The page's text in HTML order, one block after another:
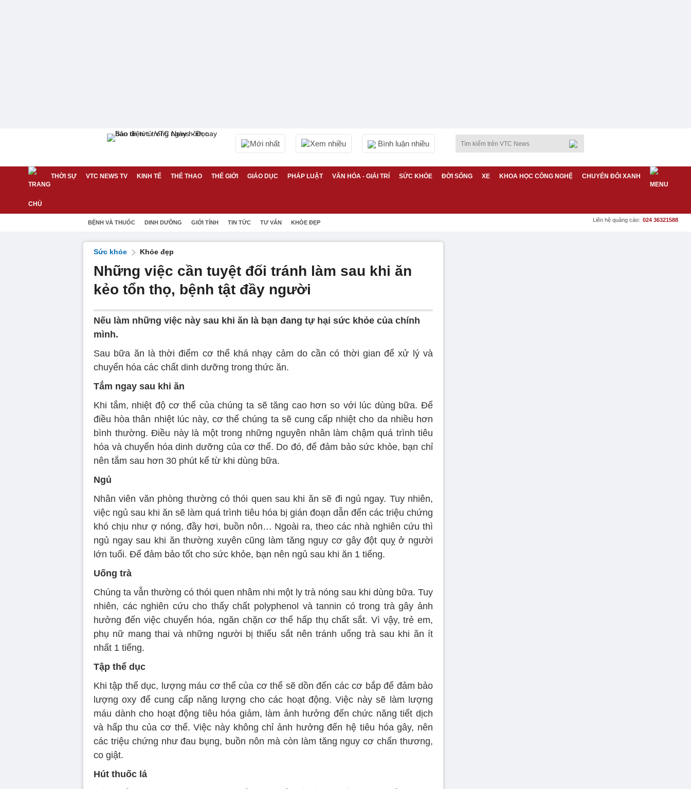
Mới nhất Xem nhiều Bình luận nhiều
THỜI SỰ VTC NEWS TV KINH TẾ THỂ THAO THẾ GIỚI GIÁO DỤC PHÁP LUẬT VĂN HÓA - GIẢI TRÍ SỨC KHỎE ĐỜI SỐNG XE KHOA HỌC CÔNG NGHỆ CHUYỂN ĐỔI XANH
BỆNH VÀ THUỐC DINH DƯỠNG GIỚI TÍNH TIN TỨC TƯ VẤN KHỎE ĐẸP Liên hệ quảng cáo: 024 36321588
Sức khỏe Khỏe đẹp
Những việc cần tuyệt đối tránh làm sau khi ăn
kẻo tổn thọ, bệnh tật đầy người
Nếu làm những việc này sau khi ăn là bạn đang tự hại sức khỏe của chính
mình.
Sau bữa ăn là thời điểm cơ thể khá nhạy cảm do cần có thời gian để xử lý và
chuyển hóa các chất dinh dưỡng trong thức ăn.
Tắm ngay sau khi ăn
Khi tắm, nhiệt độ cơ thể của chúng ta sẽ tăng cao hơn so với lúc dùng bữa. Để
điều hòa thân nhiệt lúc này, cơ thể chúng ta sẽ cung cấp nhiệt cho da nhiều hơn
bình thường. Điều này là một trong những nguyên nhân làm chậm quá trình tiêu
hóa và chuyển hóa dinh dưỡng của cơ thể. Do đó, để đảm bảo sức khỏe, bạn chỉ
nên tắm sau hơn 30 phút kể từ khi dùng bữa.
Ngủ
Nhân viên văn phòng thường có thói quen sau khi ăn sẽ đi ngủ ngay. Tuy nhiên,
việc ngủ sau khi ăn sẽ làm quá trình tiêu hóa bị gián đoạn dẫn đến các triệu chứng
khó chịu như ợ nóng, đầy hơi, buồn nôn… Ngoài ra, theo các nhà nghiên cứu thì
ngủ ngay sau khi ăn thường xuyên cũng làm tăng nguy cơ gây đột quỵ ở người
lớn tuổi. Để đảm bảo tốt cho sức khỏe, bạn nên ngủ sau khi ăn 1 tiếng.
Uống trà
Chúng ta vẫn thường có thói quen nhâm nhi một ly trà nóng sau khi dùng bữa. Tuy
nhiên, các nghiên cứu cho thấy chất polyphenol và tannin có trong trà gây ảnh
hưởng đến việc chuyển hóa, ngăn chặn cơ thể hấp thụ chất sắt. Vì vậy, trẻ em,
phụ nữ mang thai và những người bị thiếu sắt nên tránh uống trà sau khi ăn ít
nhất 1 tiếng.
Tập thể dục
Khi tập thể dục, lượng máu cơ thể của cơ thể sẽ dồn đến các cơ bắp để đảm bảo
lượng oxy để cung cấp năng lượng cho các hoạt động. Việc này sẽ làm lượng
máu dành cho hoạt động tiêu hóa giảm, làm ảnh hưởng đến chức năng tiết dịch
và hấp thu của cơ thể. Việc này không chỉ ảnh hưởng đến hệ tiêu hóa gây, nên
các triệu chứng như đau bụng, buồn nôn mà còn làm tăng nguy cơ chấn thương,
co giật.
Hút thuốc lá